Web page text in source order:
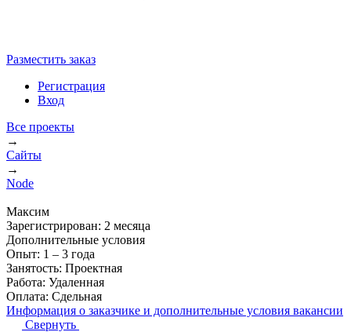
Разместить заказ
Регистрация
Вход
Все проекты
→
Сайты
→
Node
Максим
Зарегистрирован: 2 месяца
Дополнительные условия
Опыт: 1 – 3 года
Занятость: Проектная
Работа: Удаленная
Оплата: Сдельная
Информация о заказчике и дополнительные условия вакансии
Свернуть